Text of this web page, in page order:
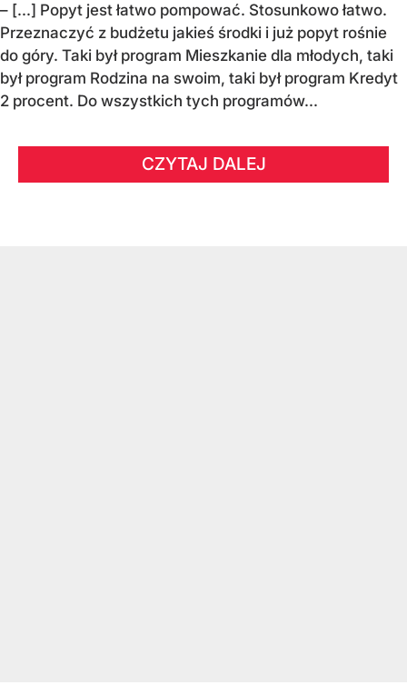
– [...] Popyt jest łatwo pompować. Stosunkowo łatwo.
Przeznaczyć z budżetu jakieś środki i już popyt rośnie
do góry. Taki był program Mieszkanie dla młodych, taki
był program Rodzina na swoim, taki był program Kredyt
2 procent. Do wszystkich tych programów...
CZYTAJ DALEJ